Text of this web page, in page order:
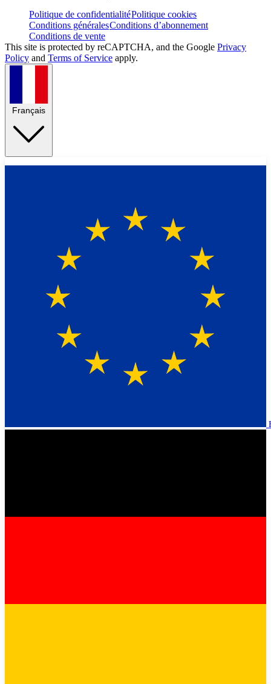
Politique de confidentialitéPolitique cookies
Conditions généralesConditions d’abonnement
Conditions de vente
This site is protected by reCAPTCHA, and the Google Privacy
Policy and Terms of Service apply.
Français